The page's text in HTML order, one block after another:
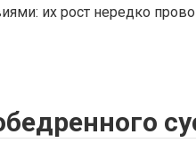
их рост нередко